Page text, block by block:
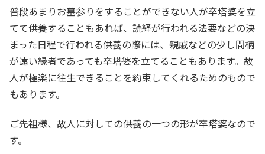
普段あまりお墓参りをすることができない人が卒塔婆を立
てて供養することもあれば、読経が行われる法要などの決
まった日程で行われる供養の際には、親戚などの少し間柄
が遠い縁者であっても卒塔婆を立てることもあります。故
人が極楽に往生できることを約束してくれるためのもので
もあります。
ご先祖様、故人に対しての供養の一つの形が卒塔婆なので
す。